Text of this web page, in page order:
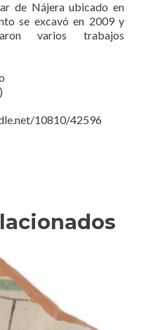
de Nájera ubicado en
se excavó en 2009 y
varios trabajos
10810/42596